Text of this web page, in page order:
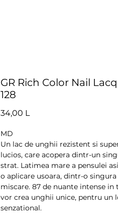
GR Rich Color Nail
128
34,00 L
MD
Un lac de unghii rezistent si
lucios, care acopera dintr-un
strat. Latimea mare a pensulei
o aplicare usoara, dintr-o singura
miscare. 87 de nuante intense in
vor crea unghii unice, pentru un
senzational.